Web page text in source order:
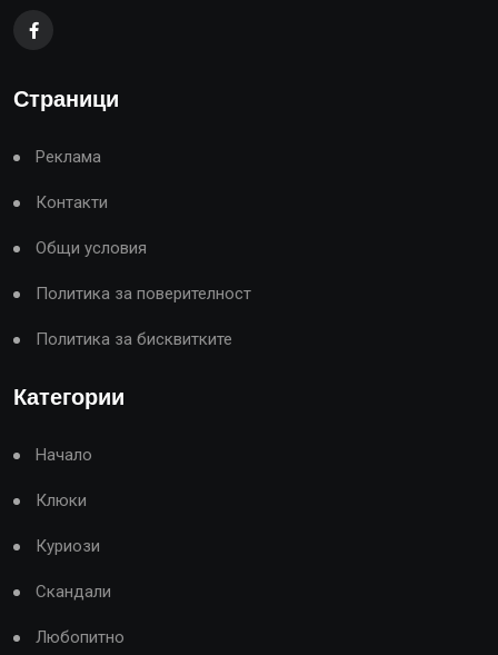
Страници
Реклама
Контакти
Общи условия
Политика за поверителност
Политика за бисквитките
Категории
Начало
Клюки
Куриози
Скандали
Любопитно